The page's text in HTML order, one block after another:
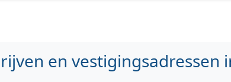
en vestigingsadressen